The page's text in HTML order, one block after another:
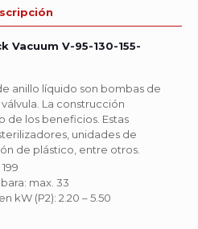
Vacuum V-95-130-155-
anillo líquido son bombas de
La construcción
de los beneficios. Estas
unidades de
de plástico, entre otros.
max. 33
kW (P2): 2.20 – 5.50